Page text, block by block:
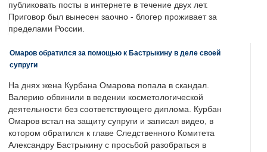
публиковать посты в интернете в течение двух лет.
Приговор был вынесен заочно - блогер проживает за
пределами России.
Омаров обратился за помощью к Бастрыкину в деле своей
супруги
На днях жена Курбана Омарова попала в скандал.
Валерию обвинили в ведении косметологической
деятельности без соответствующего диплома. Курбан
Омаров встал на защиту супруги и записал видео, в
котором обратился к главе Следственного Комитета
Александру Бастрыкину с просьбой разобраться в